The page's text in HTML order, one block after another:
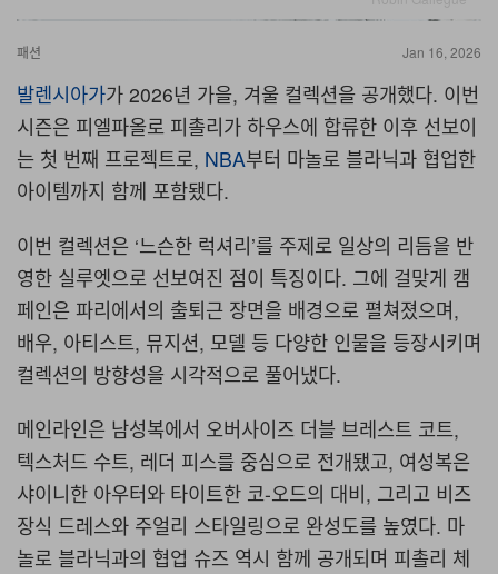
패션 Jan 16, 2026
발렌시아가가 2026년 가을, 겨울 컬렉션을 공개했다. 이번
시즌은 피엘파올로 피촐리가 하우스에 합류한 이후 선보이
는 첫 번째 프로젝트로, NBA부터 마놀로 블라닉과 협업한
아이템까지 함께 포함됐다.
이번 컬렉션은 ‘느슨한 럭셔리’를 주제로 일상의 리듬을 반
영한 실루엣으로 선보여진 점이 특징이다. 그에 걸맞게 캠
페인은 파리에서의 출퇴근 장면을 배경으로 펼쳐졌으며,
배우, 아티스트, 뮤지션, 모델 등 다양한 인물을 등장시키며
컬렉션의 방향성을 시각적으로 풀어냈다.
메인라인은 남성복에서 오버사이즈 더블 브레스트 코트,
텍스처드 수트, 레더 피스를 중심으로 전개됐고, 여성복은
샤이니한 아우터와 타이트한 코-오드의 대비, 그리고 비즈
장식 드레스와 주얼리 스타일링으로 완성도를 높였다. 마
놀로 블라닉과의 협업 슈즈 역시 함께 공개되며 피촐리 체